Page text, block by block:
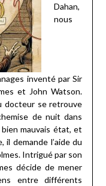
Dahan,
nous
inventé par Sir
et John Watson.
docteur se retrouve
de nuit dans
mauvais état, et
il demande l’aide du
Intrigué par son
décide de mener
entre différents